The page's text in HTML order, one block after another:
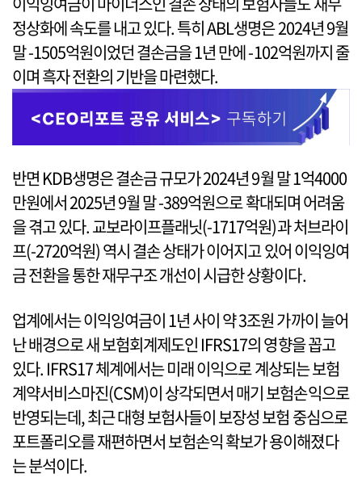
정상화에 속도를 내고 있다. 특히 ABL생명은 2024년 9월
말 -1505억원이었던 결손금을 1년 만에 -102억원까지 줄
이며 흑자 전환의 기반을 마련했다.
반면 KDB생명은 결손금 규모가 2024년 9월 말 1억4000
만원에서 2025년 9월 말 -389억원으로 확대되며 어려움
을 겪고 있다. 교보라이프플래닛(-1717억원)과 처브라이
프(-2720억원) 역시 결손 상태가 이어지고 있어 이익잉여
금 전환을 통한 재무구조 개선이 시급한 상황이다.
업계에서는 이익잉여금이 1년 사이 약 3조원 가까이 늘어
난 배경으로 새 보험회계제도인 IFRS17의 영향을 꼽고
있다. IFRS17 체계에서는 미래 이익으로 계상되는 보험
계약서비스마진(CSM)이 상각되면서 매기 보험손익으로
반영되는데, 최근 대형 보험사들이 보장성 보험 중심으로
포트폴리오를 재편하면서 보험손익 확보가 용이해졌다
는 분석이다.